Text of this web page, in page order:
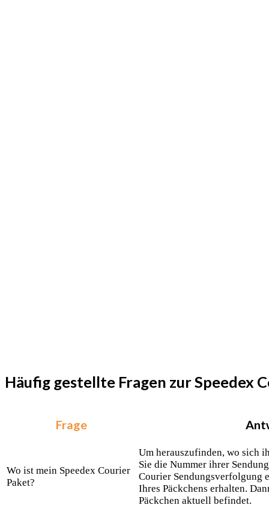
Häufig gestellte Fragen zur Speedex
Frage
Wo ist mein Speedex Courier
Paket?
Um herauszufinden, wo sich
Sie die Nummer ihrer
Courier Sendungsverfolgung
Ihres Päckchens erhalten.
Päckchen aktuell befindet.